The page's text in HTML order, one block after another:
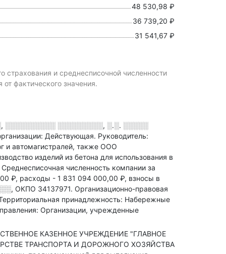
48 530,98 ₽
36 739,20 ₽
31 541,67 ₽
страхования и среднесписочной численности
значения.
░░░░░░░░░░ ░░░░░░░░░, ░.░. ░░░░░
Действующая. Руководитель:
и автомагистралей, также ООО
изделий из бетона для использования в
Среднесписочная численность компании за
₽, расходы - 1 831 094 000,00 ₽, взносы в
, ОКПО 34137971. Организационно-правовая
принадлежность: Набережные
Организации, учрежденные
КАЗЕННОЕ УЧРЕЖДЕНИЕ "ГЛАВНОЕ
ТРАНСПОРТА И ДОРОЖНОГО ХОЗЯЙСТВА